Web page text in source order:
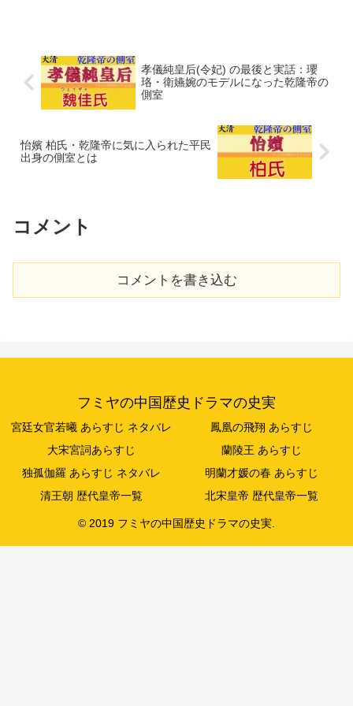
孝儀純皇后(令妃) の最後と実話：瓔
珞・衛嬿婉のモデルになった乾隆帝の
側室
怡嬪 柏氏・乾隆帝に気に入られた平民
出身の側室とは
コメント
コメントを書き込む
フミヤの中国歴史ドラマの史実
宮廷女官若曦 あらすじ ネタバレ
鳳凰の飛翔 あらすじ
大宋宮詞あらすじ
蘭陵王 あらすじ
独孤伽羅 あらすじ ネタバレ
明蘭才媛の春 あらすじ
清王朝 歴代皇帝一覧
北宋皇帝 歴代皇帝一覧
© 2019 フミヤの中国歴史ドラマの史実.